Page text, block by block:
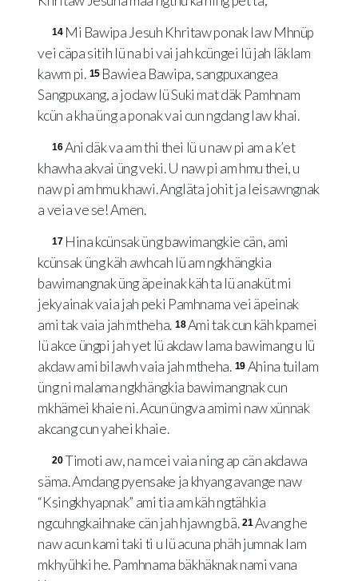
14 Mi Bawipa Jesuh Khritaw ponak law Mhnüp
vei cäpa sitih lü na bi vai jah kcüngei lü jah läklam
kawm pi. 15 Bawiea Bawipa, sangpuxangea
Sangpuxang, a jodaw lü Suki mat däk Pamhnam
kcün a kha üng a ponak vai cun ngdang law khai.
16Ani däk va am thi thei lü u naw pi am a k’et
khawha akvai üng veki. U naw pi am hmu thei, u
naw pi am hmu khawi. Angläta johit ja leisawngnak
a veia ve se! Amen.
17 Hina kcünsak üng bawimangkie cän, ami
kcünsak üng käh awhcah lü am ngkhängkia
bawimangnak üng äpeinak käh ta lü anaküt mi
jekyainak vaia jah peki Pamhnama vei äpeinak
ami tak vaia jah mtheha. 18 Ami tak cun käh kpamei
lü akce üngpi jah yet lü akdaw lama bawimang u lü
akdaw ami bilawh vaia jah mtheha. 19 Ahina tuilam
üng ni malama ngkhängkia bawimangnak cun
mkhämei khaie ni. Acun üngva amimi naw xünnak
akcang cun yahei khaie.
20Timoti aw, na mcei vaia ning ap cän akdawa
säma. Amdang pyensake ja khyang avange naw
“Ksingkhyapnak” ami tia am käh ngtähkia
ngcuhngkaihnake cän jah hjawng bä. 21Avang he
naw acun kami taki ti u lü acuna phäh jumnak lam
mkhyühki he. Pamhnama bäkhäknak nami vana